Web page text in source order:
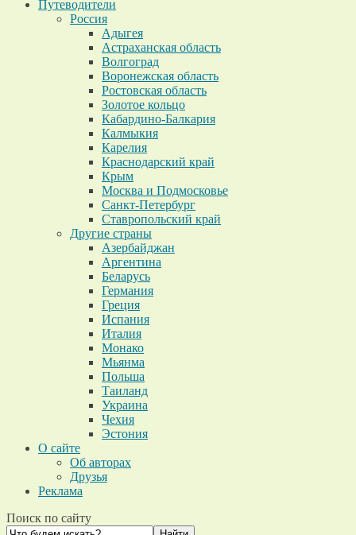
Путеводители
Россия
Адыгея
Астраханская область
Волгоград
Воронежская область
Ростовская область
Золотое кольцо
Кабардино-Балкария
Калмыкия
Карелия
Краснодарский край
Крым
Москва и Подмосковье
Санкт-Петербург
Ставропольский край
Другие страны
Азербайджан
Аргентина
Беларусь
Германия
Греция
Испания
Италия
Монако
Мьянма
Польша
Таиланд
Украина
Чехия
Эстония
О сайте
Об авторах
Друзья
Реклама
Поиск по сайту